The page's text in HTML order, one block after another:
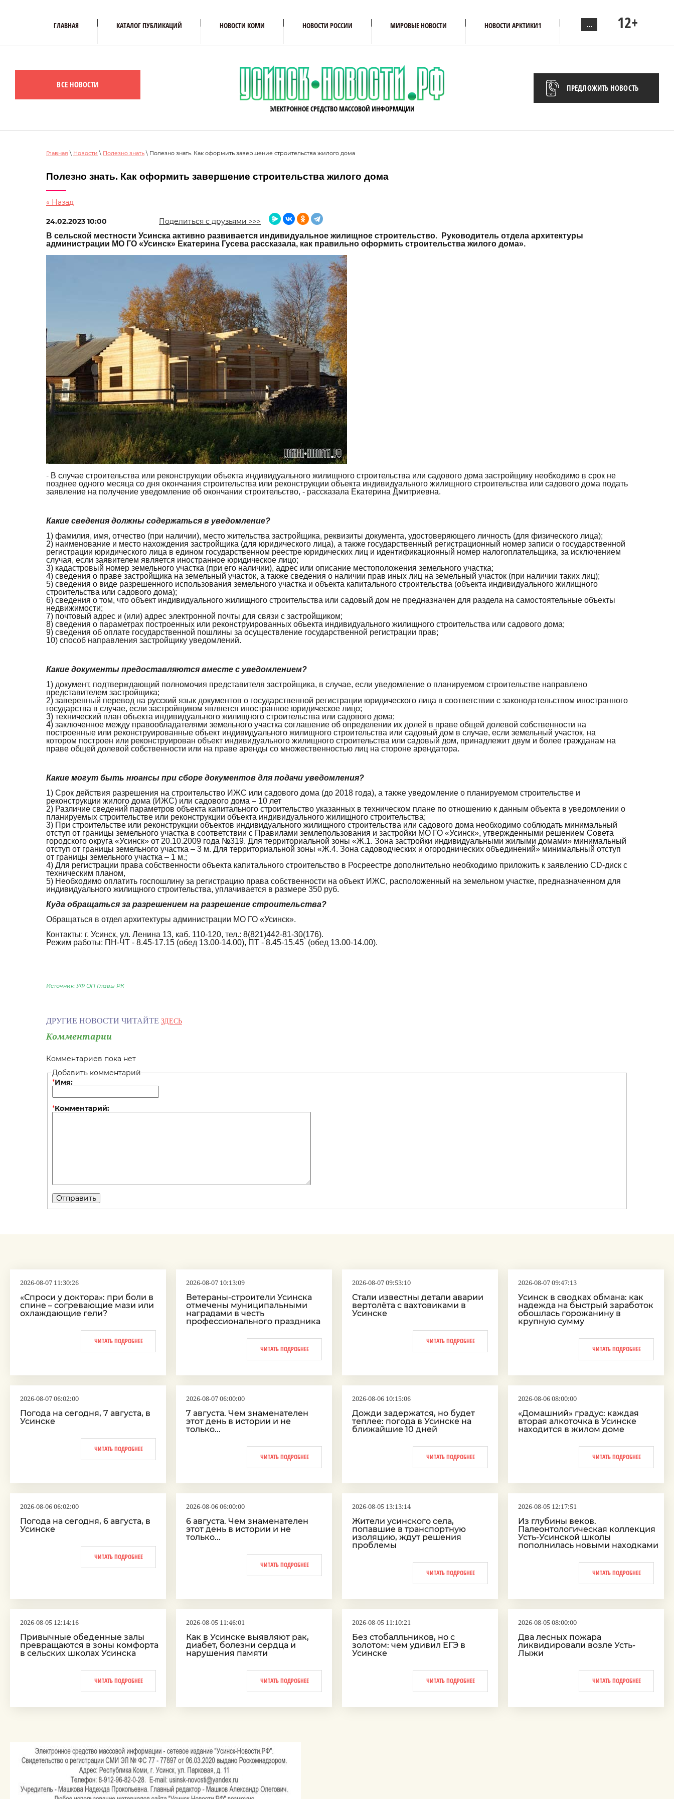
ГЛАВНАЯ КАТАЛОГ ПУБЛИКАЦИЙ НОВОСТИ КОМИ НОВОСТИ РОССИИ МИРОВЫЕ НОВОСТИ НОВОСТИ АРКТИКИ1 ... 12+
ВСЕ НОВОСТИ
ЭЛЕКТРОННОЕ СРЕДСТВО МАССОВОЙ ИНФОРМАЦИИ
ПРЕДЛОЖИТЬ НОВОСТЬ
Главная \ Новости \ Полезно знать \ Полезно знать. Как оформить завершение строительства жилого дома
Полезно знать. Как оформить завершение строительства жилого дома
« Назад
24.02.2023 10:00 Поделиться с друзьями >>>
В сельской местности Усинска активно развивается индивидуальное жилищное строительство. Руководитель отдела архитектуры
администрации МО ГО «Усинск» Екатерина Гусева рассказала, как правильно оформить строительства жилого дома».
- В случае строительства или реконструкции объекта индивидуального жилищного строительства или садового дома застройщику необходимо в срок не
позднее одного месяца со дня окончания строительства или реконструкции объекта индивидуального жилищного строительства или садового дома подать
заявление на получение уведомление об окончании строительство, - рассказала Екатерина Дмитриевна.
Какие сведения должны содержаться в уведомление?
1) фамилия, имя, отчество (при наличии), место жительства застройщика, реквизиты документа, удостоверяющего личность (для физического лица);
2) наименование и место нахождения застройщика (для юридического лица), а также государственный регистрационный номер записи о государственной
регистрации юридического лица в едином государственном реестре юридических лиц и идентификационный номер налогоплательщика, за исключением
случая, если заявителем является иностранное юридическое лицо;
3) кадастровый номер земельного участка (при его наличии), адрес или описание местоположения земельного участка;
4) сведения о праве застройщика на земельный участок, а также сведения о наличии прав иных лиц на земельный участок (при наличии таких лиц);
5) сведения о виде разрешенного использования земельного участка и объекта капитального строительства (объекта индивидуального жилищного
строительства или садового дома);
6) сведения о том, что объект индивидуального жилищного строительства или садовый дом не предназначен для раздела на самостоятельные объекты
недвижимости;
7) почтовый адрес и (или) адрес электронной почты для связи с застройщиком;
8) сведения о параметрах построенных или реконструированных объекта индивидуального жилищного строительства или садового дома;
9) сведения об оплате государственной пошлины за осуществление государственной регистрации прав;
10) способ направления застройщику уведомлений.
Какие документы предоставляются вместе с уведомлением?
1) документ, подтверждающий полномочия представителя застройщика, в случае, если уведомление о планируемом строительстве направлено
представителем застройщика;
2) заверенный перевод на русский язык документов о государственной регистрации юридического лица в соответствии с законодательством иностранного
государства в случае, если застройщиком является иностранное юридическое лицо;
3) технический план объекта индивидуального жилищного строительства или садового дома;
4) заключенное между правообладателями земельного участка соглашение об определении их долей в праве общей долевой собственности на
построенные или реконструированные объект индивидуального жилищного строительства или садовый дом в случае, если земельный участок, на
котором построен или реконструирован объект индивидуального жилищного строительства или садовый дом, принадлежит двум и более гражданам на
праве общей долевой собственности или на праве аренды со множественностью лиц на стороне арендатора.
Какие могут быть нюансы при сборе документов для подачи уведомления?
1) Срок действия разрешения на строительство ИЖС или садового дома (до 2018 года), а также уведомление о планируемом строительстве и
реконструкции жилого дома (ИЖС) или садового дома – 10 лет
2) Различие сведений параметров объекта капитального строительство указанных в техническом плане по отношению к данным объекта в уведомлении о
планируемых строительстве или реконструкции объекта индивидуального жилищного строительства;
3) При строительстве или реконструкции объектов индивидуального жилищного строительства или садового дома необходимо соблюдать минимальный
отступ от границы земельного участка в соответствии с Правилами землепользования и застройки МО ГО «Усинск», утвержденными решением Совета
городского округа «Усинск» от 20.10.2009 года №319. Для территориальной зоны «Ж.1. Зона застройки индивидуальными жилыми домами» минимальный
отступ от границы земельного участка – 3 м. Для территориальной зоны «Ж.4. Зона садоводческих и огороднических объединений» минимальный отступ
от границы земельного участка – 1 м.;
4) Для регистрации права собственности объекта капитального строительство в Росреестре дополнительно необходимо приложить к заявлению СD-диск с
техническим планом,
5) Необходимо оплатить госпошлину за регистрацию права собственности на объект ИЖС, расположенный на земельном участке, предназначенном для
индивидуального жилищного строительства, уплачивается в размере 350 руб.
Куда обращаться за разрешением на разрешение строительства?
Обращаться в отдел архитектуры администрации МО ГО «Усинск».
Контакты: г. Усинск, ул. Ленина 13, каб. 110-120, тел.: 8(821)442-81-30(176).
Режим работы: ПН-ЧТ - 8.45-17.15 (обед 13.00-14.00), ПТ - 8.45-15.45 (обед 13.00-14.00).
Источник: УФ ОП Главы РК
ДРУГИЕ НОВОСТИ ЧИТАЙТЕ ЗДЕСЬ
Комментарии
Комментариев пока нет
Добавить комментарий
*Имя:
*Комментарий:
2026-08-07 11:30:26
«Спроси у доктора»: при боли в
спине – согревающие мази или
охлаждающие гели?
ЧИТАТЬ ПОДРОБНЕЕ
2026-08-07 10:13:09
Ветераны-строители Усинска
отмечены муниципальными
наградами в честь
профессионального праздника
ЧИТАТЬ ПОДРОБНЕЕ
2026-08-07 09:53:10
Стали известны детали аварии
вертолёта с вахтовиками в
Усинске
ЧИТАТЬ ПОДРОБНЕЕ
2026-08-07 09:47:13
Усинск в сводках обмана: как
надежда на быстрый заработок
обошлась горожанину в
крупную сумму
ЧИТАТЬ ПОДРОБНЕЕ
2026-08-07 06:02:00
Погода на сегодня, 7 августа, в
Усинске
ЧИТАТЬ ПОДРОБНЕЕ
2026-08-07 06:00:00
7 августа. Чем знаменателен
этот день в истории и не
только...
ЧИТАТЬ ПОДРОБНЕЕ
2026-08-06 10:15:06
Дожди задержатся, но будет
теплее: погода в Усинске на
ближайшие 10 дней
ЧИТАТЬ ПОДРОБНЕЕ
2026-08-06 08:00:00
«Домашний» градус: каждая
вторая алкоточка в Усинске
находится в жилом доме
ЧИТАТЬ ПОДРОБНЕЕ
2026-08-06 06:02:00
Погода на сегодня, 6 августа, в
Усинске
ЧИТАТЬ ПОДРОБНЕЕ
2026-08-06 06:00:00
6 августа. Чем знаменателен
этот день в истории и не
только...
ЧИТАТЬ ПОДРОБНЕЕ
2026-08-05 13:13:14
Жители усинского села,
попавшие в транспортную
изоляцию, ждут решения
проблемы
ЧИТАТЬ ПОДРОБНЕЕ
2026-08-05 12:17:51
Из глубины веков.
Палеонтологическая коллекция
Усть-Усинской школы
пополнилась новыми находками
ЧИТАТЬ ПОДРОБНЕЕ
2026-08-05 12:14:16
Привычные обеденные залы
превращаются в зоны комфорта
в сельских школах Усинска
ЧИТАТЬ ПОДРОБНЕЕ
2026-08-05 11:46:01
Как в Усинске выявляют рак,
диабет, болезни сердца и
нарушения памяти
ЧИТАТЬ ПОДРОБНЕЕ
2026-08-05 11:10:21
Без стобалльников, но с
золотом: чем удивил ЕГЭ в
Усинске
ЧИТАТЬ ПОДРОБНЕЕ
2026-08-05 08:00:00
Два лесных пожара
ликвидировали возле Усть-
Лыжи
ЧИТАТЬ ПОДРОБНЕЕ